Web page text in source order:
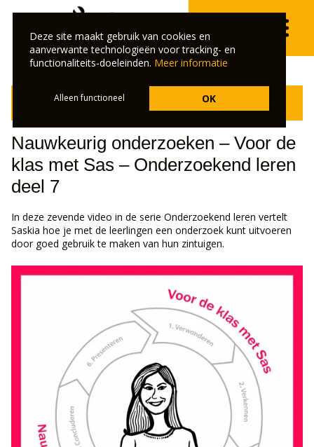
Klik hier om terug te gaan naar het overzicht van de
Nauwkeurig onderzoeken – Voor de
klas met Sas – Onderzoekend leren
deel 7
In deze zevende video in de serie Onderzoekend leren vertelt
Saskia hoe je met de leerlingen een onderzoek kunt uitvoeren
door goed gebruik te maken van hun zintuigen.
Deze site maakt gebruik van cookies en
aanverwante technologieën voor tracking- en
functionaliteits-doeleinden. Meer informatie
Alleen functioneel OK